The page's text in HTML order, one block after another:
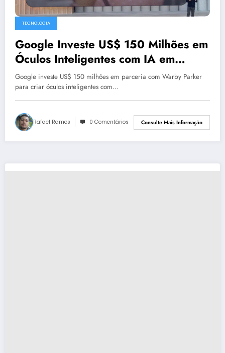
TECNOLOGIA
Google Investe US$ 150 Milhões em
Óculos Inteligentes com IA em
Parceria com Warby Parker
Google investe US$ 150 milhões em parceria com Warby Parker
para criar óculos inteligentes com…
Rafael Ramos 0 Comentários Consulte Mais Informação